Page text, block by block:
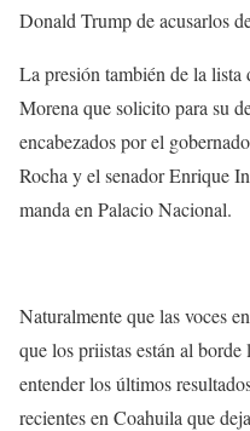
Donald Trump de acusarlos
La presión también de la
Morena que solicito para su
encabezados por el
Rocha y el senador Enrique
manda en Palacio Nacional.
Naturalmente que las voces
que los priistas están al
entender los últimos
recientes en Coahuila que